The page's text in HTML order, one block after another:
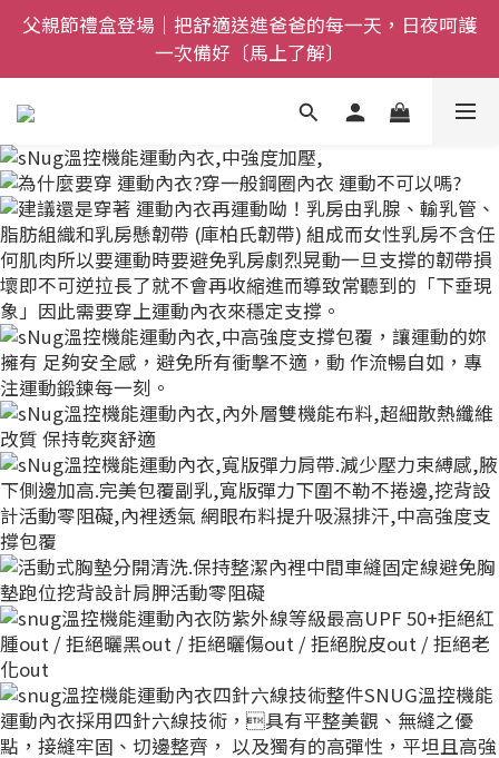
全館$800免運｜任搭８折起｜滿額再送新品-悠哉斑馬
襪〔立即了解〕
父親節禮盒登場｜把舒適送進爸爸的每一天，日夜呵護
一次備好〔馬上了解〕
全館$800免運｜任搭８折起｜滿額再送新品-悠哉斑馬
襪〔立即了解〕